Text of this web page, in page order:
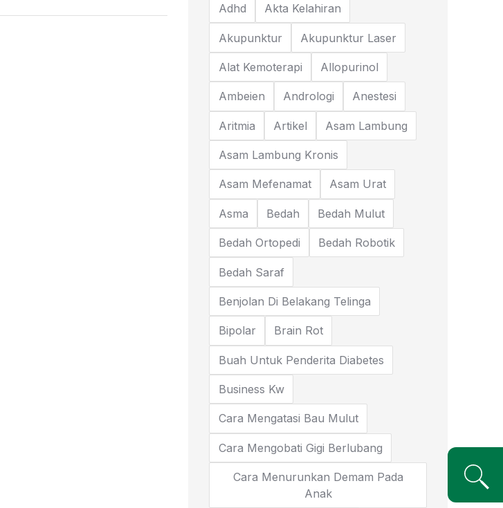
Adhd Akta Kelahiran
Akupunktur Akupunktur Laser
Alat Kemoterapi Allopurinol
Ambeien Andrologi Anestesi
Aritmia Artikel Asam Lambung
Asam Lambung Kronis
Asam Mefenamat Asam Urat
Asma Bedah Bedah Mulut
Bedah Ortopedi Bedah Robotik
Bedah Saraf
Benjolan Di Belakang Telinga
Bipolar Brain Rot
Buah Untuk Penderita Diabetes
Business Kw
Cara Mengatasi Bau Mulut
Cara Mengobati Gigi Berlubang
Cara Menurunkan Demam Pada
Anak